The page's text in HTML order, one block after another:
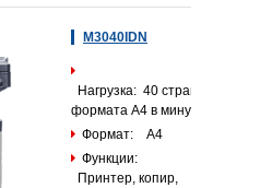
M3040IDN
Нагрузка: 40 страниц
формата А4 в минуту
Формат: А4
Функции:
Принтер, копир,